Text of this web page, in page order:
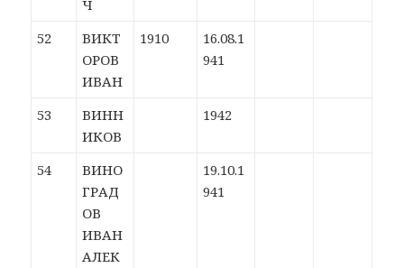
Ч
52
ВИКТ
ОРОВ
ИВАН
1910
16.08.1
941
53
ВИНН
ИКОВ
1942
54
ВИНО
ГРАД
ОВ
ИВАН
АЛЕК
19.10.1
941